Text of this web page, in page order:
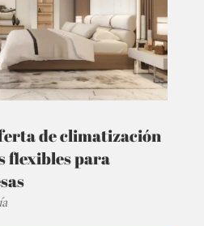
de climatización
flexibles para